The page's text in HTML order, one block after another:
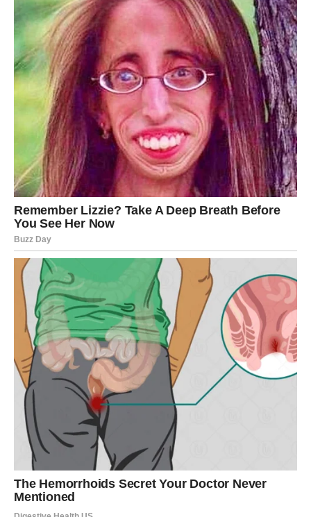
ljudi misle da su završene. Ponekad je potrebno da prođe
određeno vreme kako bi obe strane sazrele i shvatile šta
su izgubile.
Za mnoge Vodolije upravo sada dolazi trenutak kada će
dobiti priliku da zatvore jedno poglavlje na pravi način ili
da ga započnu iznova, ali pod mnogo boljim okolnostima.
RAK – LJUBAV KOJA NIKADA
NIJE PRESTALA DA POSTOJI
Rakovi su znak koji teško zaboravlja ljude koje je iskreno
voleo. Zato nije slučajno što će upravo oni uskoro
doživeti snažan povratak prošlosti.
Bivša ljubav nosi iste emocije kao nekada
Osoba koju ste nekada smatrali svojom srećom nikada
nije uspela da vas izbriše iz svog srca. Iako su okolnosti
bile protiv vas i iako je rastanak ostavio dubok trag,
osećanja su ostala živa.
U narednim nedeljama dolazi do događaja koji će vas
ponovo povezati. Moguće je da će upravo ta osoba
napraviti prvi korak i pokazati koliko joj je stalo.